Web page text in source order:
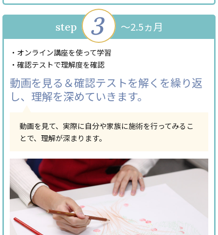
step 3 ～2.5ヵ月
・オンライン講座を使って学習
・確認テストで理解度を確認
動画を見る＆確認テストを解くを繰り返
し、 理解を深めていきます。
動画を見て、実際に自分や家族に施術を行ってみるこ
とで、理解が深まります。